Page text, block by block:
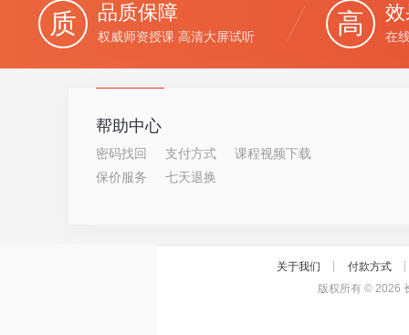
质 品质保障
权威师资授课 高清大屏试听 高 在
帮助中心
密码找回 支付方式
课程视频下载
保价服务
七天退换
关于我们 ┊ 付款方式
版权所有 © 2026